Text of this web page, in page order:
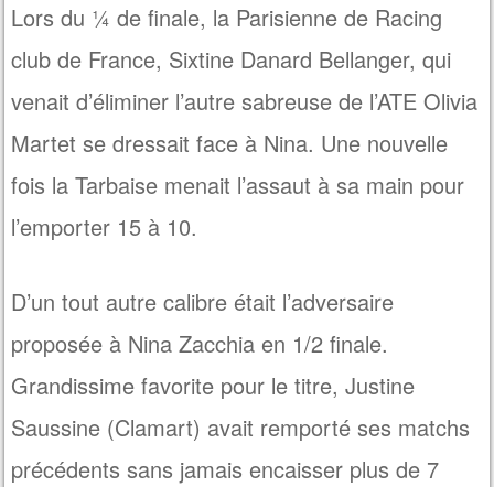
Lors du ¼ de finale, la Parisienne de Racing
club de France, Sixtine Danard Bellanger, qui
venait d’éliminer l’autre sabreuse de l’ATE Olivia
Martet se dressait face à Nina. Une nouvelle
fois la Tarbaise menait l’assaut à sa main pour
l’emporter 15 à 10.
D’un tout autre calibre était l’adversaire
proposée à Nina Zacchia en 1/2 finale.
Grandissime favorite pour le titre, Justine
Saussine (Clamart) avait remporté ses matchs
précédents sans jamais encaisser plus de 7